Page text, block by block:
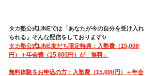
タカ塾公式LINEでは「あなたが今の自分を受け入れ
られる」そんな配信をしております✨
タカ塾公式LINE友だち限定特典：入塾費（15,000
円）＋年会費（15,000円）が「無料」
無料体験をお申込の方：入塾費（15,000円）＋年会